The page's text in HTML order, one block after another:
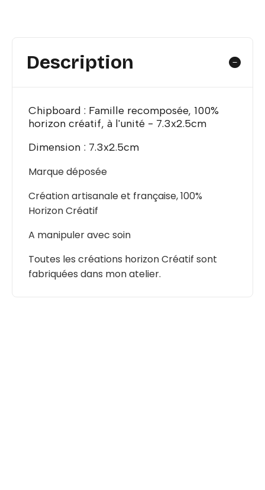
Description
Chipboard : Famille recomposée, 100%
horizon créatif, à l'unité - 7.3x2.5cm
Dimension : 7.3x2.5cm
Marque déposée
Création artisanale et française, 100%
Horizon Créatif
A manipuler avec soin
Toutes les créations horizon Créatif sont
fabriquées dans mon atelier.